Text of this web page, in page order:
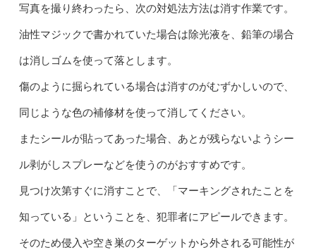
写真を撮り終わったら、次の対処法方法は消す作業です。
油性マジックで書かれていた場合は除光液を、鉛筆の場合
は消しゴムを使って落とします。
傷のように掘られている場合は消すのがむずかしいので、
同じような色の補修材を使って消してください。
またシールが貼ってあった場合、あとが残らないようシー
ル剥がしスプレーなどを使うのがおすすめです。
見つけ次第すぐに消すことで、「マーキングされたことを
知っている」ということを、犯罪者にアピールできます。
そのため侵入や空き巣のターゲットから外される可能性が